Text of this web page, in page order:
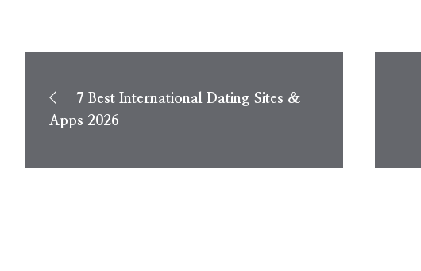
navigation
7 Best International Dating Sites &
Apps 2026